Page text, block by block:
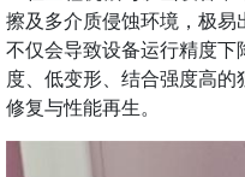
擦及多介质侵蚀环境，极易
不仅会导致设备运行精度
度、低变形、结合强度高
修复与性能再生。